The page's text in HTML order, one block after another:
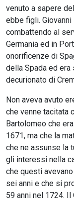
venuto a sapere
ebbe figli.
combattendo al
Germania ed in
onorificenze di
della Spada ed era
decurionato di
Non aveva avuto
che venne tacitata
Bartolomeo che
1671, ma che la
che ne assunse la
gli interessi nella
che questi
sei anni e che si
59 anni nel 1724. Il